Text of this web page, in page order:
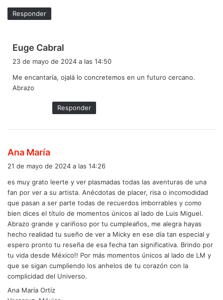
Responder
Euge Cabral
e
23 de mayo de 2024 a las 14:50
Me encantaría, ojalá lo concretemos en un futuro cercano.
Abrazo
Responder
Ana María
e
:
21 de mayo de 2024 a las 14:26
es muy grato leerte y ver plasmadas todas las aventuras de una
fan por ver a su artista. Anécdotas de placer, risa o incomodidad
que pasan a ser parte todas de recuerdos imborrables y como
bien dices el título de momentos únicos al lado de Luis Miguel.
Abrazo grande y cariñoso por tu cumpleaños, me alegra hayas
hecho realidad tu sueño de ver a Micky en ese día tan especial y
espero pronto tu reseña de esa fecha tan significativa. Brindo por
tu vida desde México!! Por más momentos únicos al lado de LM y
que se sigan cumpliendo los anhelos de tu corazón con la
complicidad del Universo.
Ana María Ortíz